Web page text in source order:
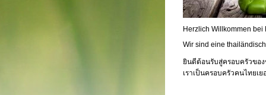
Herzlich Willkommen bei
Wir sind eine
ยินดีต้อนรับสู่ครอบครัวของ
เราเป็นครอบครัวคนไทยเย